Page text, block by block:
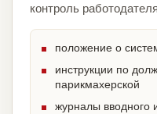
контроль
положение о
инструкции по
парикмахерской
журналы вводного